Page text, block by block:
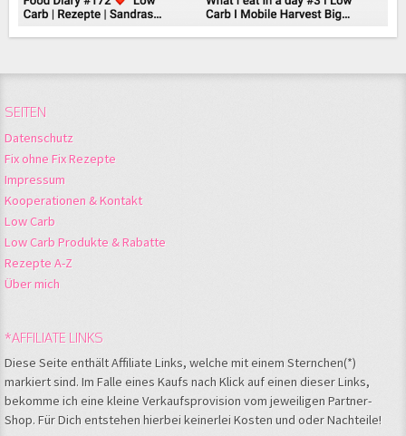
SEITEN
Datenschutz
Fix ohne Fix Rezepte
Impressum
Kooperationen & Kontakt
Low Carb
Low Carb Produkte & Rabatte
Rezepte A-Z
Über mich
*AFFILIATE LINKS
Diese Seite enthält Affiliate Links, welche mit einem Sternchen(*)
markiert sind. Im Falle eines Kaufs nach Klick auf einen dieser Links,
bekomme ich eine kleine Verkaufsprovision vom jeweiligen Partner-
Shop. Für Dich entstehen hierbei keinerlei Kosten und oder Nachteile!